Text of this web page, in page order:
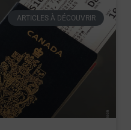
ARTICLES À DÉCOUVRIR